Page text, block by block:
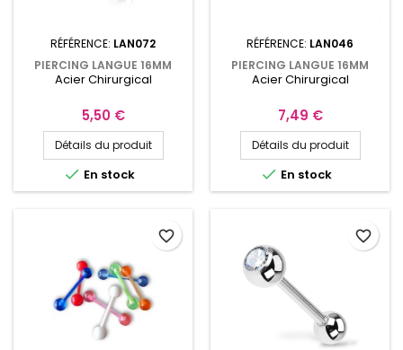
RÉFÉRENCE: LAN072
PIERCING LANGUE 16MM
AVEC EN LOGO UNE TÊTE DE
Acier Chirurgical
Prix
5,50 €
Détails du produit
 En stock
RÉFÉRENCE: LAN046
PIERCING LANGUE 16MM
AVEC BOULES JOUEUSES
Acier Chirurgical
Prix
7,49 €
Détails du produit
 En stock
favorite_border favorite_border